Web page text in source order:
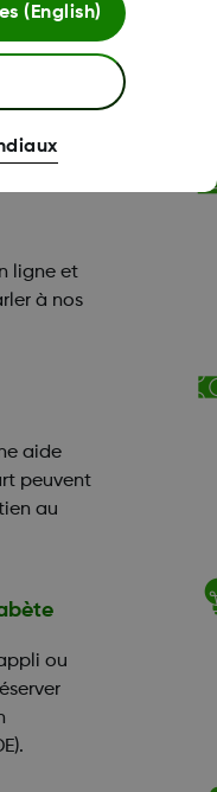
là
ligne et
à nos
aide
peuvent
au
ou
(English)